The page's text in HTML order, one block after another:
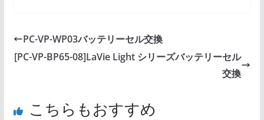
PC-VP-WP03バッテリーセル交換
[PC-VP-BP65-08]LaVie Light シリーズバッテリーセル
交換
こちらもおすすめ